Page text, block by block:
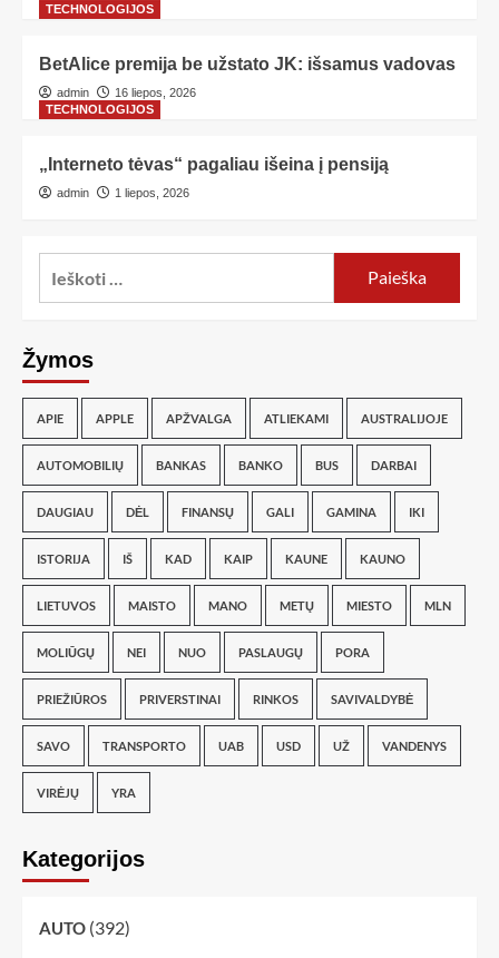
TECHNOLOGIJOS
BetAlice premija be užstato JK: išsamus vadovas
admin
16 liepos, 2026
TECHNOLOGIJOS
„Interneto tėvas“ pagaliau išeina į pensiją
admin 1 liepos, 2026
Žymos
APIE APPLE APŽVALGA ATLIEKAMI AUSTRALIJOJE
AUTOMOBILIŲ BANKAS BANKO BUS DARBAI
DAUGIAU DĖL FINANSŲ GALI GAMINA IKI
ISTORIJA IŠ KAD KAIP KAUNE KAUNO
LIETUVOS MAISTO MANO METŲ MIESTO MLN
MOLIŪGŲ NEI NUO PASLAUGŲ PORA
PRIEŽIŪROS PRIVERSTINAI RINKOS SAVIVALDYBĖ
SAVO TRANSPORTO UAB USD UŽ VANDENYS
VIRĖJŲ YRA
Kategorijos
AUTO (392)